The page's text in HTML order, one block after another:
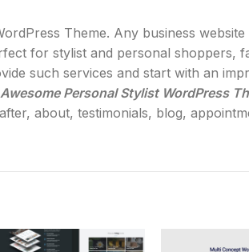
Theme. Any business
for stylist and personal shoppers,
such services and start with an
Awesome Personal Stylist WordPress
about, testimonials, blog,